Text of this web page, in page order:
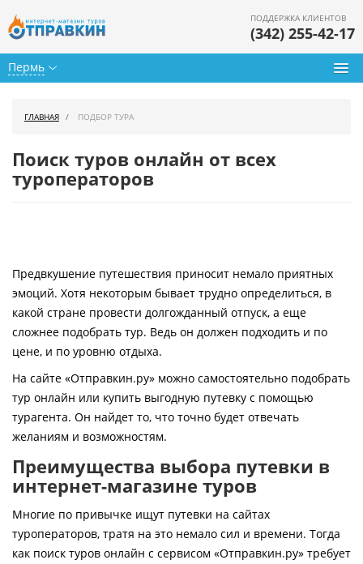
Пермь
ПОДДЕРЖКА КЛИЕНТОВ
(342) 255-42-17
Горящие туры
Страны
Как купить
Контакты
ГЛАВНАЯ ПОДБОР ТУРА
Поиск туров онлайн от всех
туроператоров
Предвкушение путешествия приносит немало приятных
эмоций. Хотя некоторым бывает трудно определиться, в
какой стране провести долгожданный отпуск, а еще
сложнее подобрать тур. Ведь он должен подходить и по
цене, и по уровню отдыха.
На сайте «Отправкин.ру» можно самостоятельно подобрать
тур онлайн или купить выгодную путевку с помощью
турагента. Он найдет то, что точно будет отвечать
желаниям и возможностям.
Преимущества выбора путевки в
интернет-магазине туров
Многие по привычке ищут путевки на сайтах
туроператоров, тратя на это немало сил и времени. Тогда
как поиск туров онлайн с сервисом «Отправкин.ру» требует